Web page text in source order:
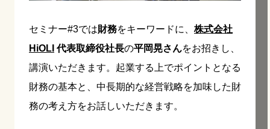
セミナー#3では財務をキーワードに、 株式会社
HiOLI 代表取締役社長の平岡晃さんをお招きし、
講演いただきます。起業する上でポイントとなる
財務の基本と、中長期的な経営戦略を加味した財
務の考え方をお話しいただきます。